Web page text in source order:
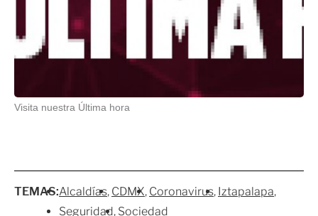
Visita nuestra Última hora
TEMAS:Alcaldías CDMX Coronavirus Iztapalapa
Seguridad Sociedad